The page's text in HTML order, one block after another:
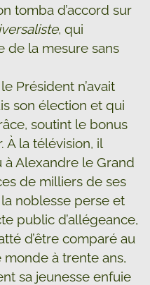
tomba d’accord sur
, qui
de la mesure sans
Président n’avait
son élection et qui
soutint le bonus
À la télévision, il
à Alexandre le Grand
de milliers de ses
noblesse perse et
public d’allégeance,
d’être comparé au
à trente ans,
sa jeunesse enfuie